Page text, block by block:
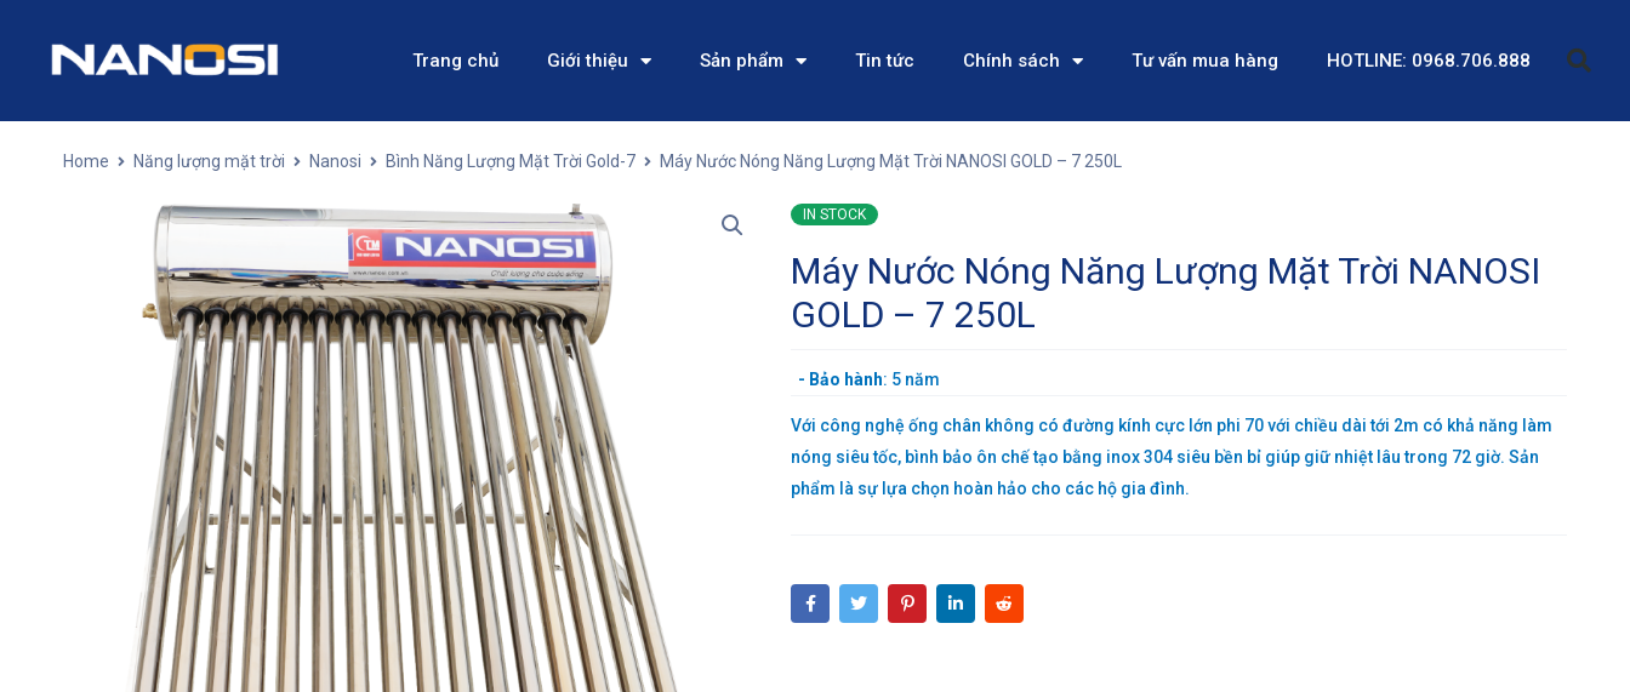
Trang chủ Giới thiệu Sản phẩm Tin tức Chính sách Tư vấn mua hàng HOTLINE: 0968.706.888
Home Năng lượng mặt trời Nanosi Bình Năng Lượng Mặt Trời Gold-7 Máy Nước Nóng Năng Lượng Mặt Trời NANOSI GOLD – 7 250L
IN STOCK
Máy Nước Nóng Năng Lượng Mặt Trời NANOSI
GOLD – 7 250L
- Bảo hành: 5 năm
Với công nghệ ống chân không có đường kính cực lớn phi 70 với chiều dài tới 2m có khả năng làm
nóng siêu tốc, bình bảo ôn chế tạo bằng inox 304 siêu bền bỉ giúp giữ nhiệt lâu trong 72 giờ. Sản
phẩm là sự lựa chọn hoàn hảo cho các hộ gia đình.